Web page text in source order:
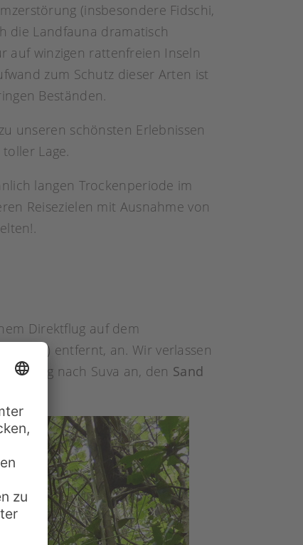
(insbesondere Fidschi,
die Landfauna dramatisch
auf winzigen rattenfreien Inseln
zum Schutz dieser Arten ist
Beständen.
unseren schönsten Erlebnissen
Lage.
langen Trockenperiode im
Reisezielen mit Ausnahme von
Direktflug auf dem
E.) entfernt, an. Wir verlassen
Weg nach Suva an, den Sand